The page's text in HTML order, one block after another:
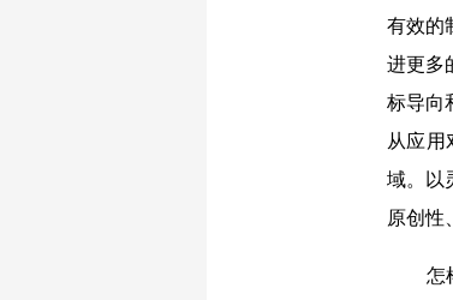
有效的
进更多
标导向
从应用
域。以
原创性
怎样